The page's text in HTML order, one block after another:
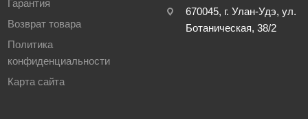
Гарантия
Возврат товара
Политика
конфиденциальности
Карта сайта
670045, г. Улан-Удэ, ул.
Ботаническая, 38/2